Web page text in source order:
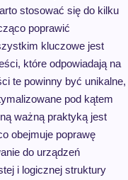
stosować się do kilku
poprawić
kluczowe jest
które odpowiadają na
te powinny być unikalne,
pod kątem
ważną praktyką jest
obejmuje poprawę
do urządzeń
i logicznej struktury